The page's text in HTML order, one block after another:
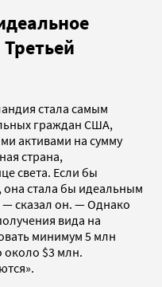
стала самым
граждан США,
активами на сумму
страна,
света. Если бы
она стала бы идеальным
сказал он. — Однако
вида на
минимум 5 млн
около $3 млн.